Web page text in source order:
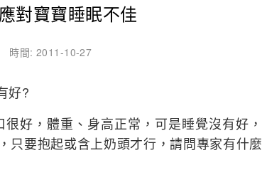
疾病
生理 女性疾病
期
學前期 母嬰用品
老人用品
老人護理
亞健康
對寶寶睡眠不佳
時間: 2011-10-27
好?
，體重、身高正常，可是睡覺沒有好，
只要抱起或含上奶頭才行，請問專家有什麼